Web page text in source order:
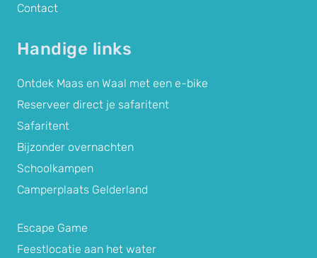
Contact
Handige links
Ontdek Maas en Waal met een e-bike
Reserveer direct je safaritent
Safaritent
Bijzonder overnachten
Schoolkampen
Camperplaats Gelderland
Escape Game
Feestlocatie aan het water